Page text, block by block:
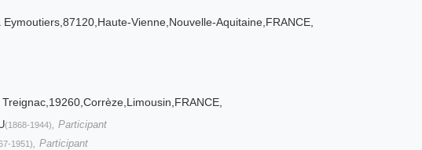
Eymoutiers,87120,Haute-Vienne,Nouvelle-Aquitaine,FRANCE,
(1868-1944), Participant
1951), Participant